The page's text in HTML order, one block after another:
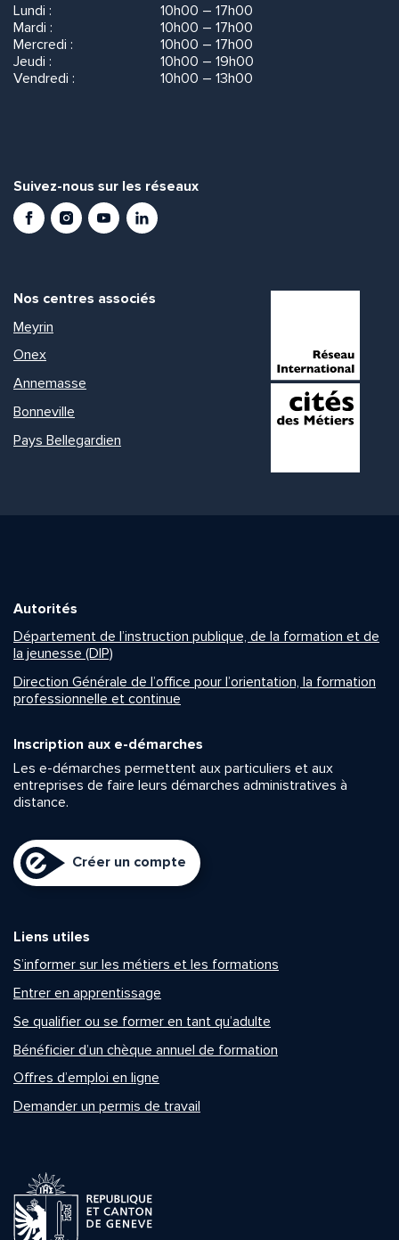
Lundi :
10h00 – 17h00
Mardi :
10h00 – 17h00
Mercredi :
10h00 – 17h00
Jeudi :
10h00 – 19h00
Vendredi :
10h00 – 13h00
Suivez-nous sur les réseaux
FacebookInstagramYoutubeLinkedIn
Nos centres associés
Meyrin
Onex
Annemasse
Bonneville
Pays Bellegardien
Autorités
Département de l’instruction publique, de la formation et de
la jeunesse (DIP)
Direction Générale de l’office pour l’orientation, la formation
professionnelle et continue
Inscription aux e-démarches
Les e-démarches permettent aux particuliers et aux
entreprises de faire leurs démarches administratives à
distance.
Créer un compte
Liens utiles
S’informer sur les métiers et les formations
Entrer en apprentissage
Se qualifier ou se former en tant qu’adulte
Bénéficier d’un chèque annuel de formation
Offres d’emploi en ligne
Demander un permis de travail